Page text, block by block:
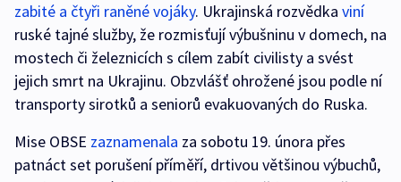
zabité a čtyři raněné vojáky. Ukrajinská rozvědka viní
ruské tajné služby, že rozmisťují výbušninu v domech, na
mostech či železnicích s cílem zabít civilisty a svést
jejich smrt na Ukrajinu. Obzvlášť ohrožené jsou podle ní
transporty sirotků a seniorů evakuovaných do Ruska.
Mise OBSE zaznamenala za sobotu 19. února přes
patnáct set porušení příměří, drtivou většinou výbuchů,